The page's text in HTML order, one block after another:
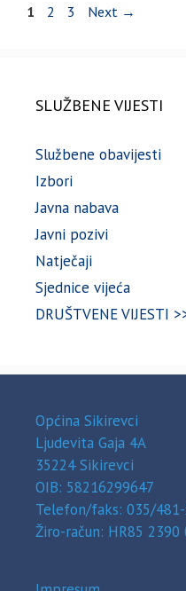
Page
1 Page
2 Page
3 Next →
SLUŽBENE VIJESTI
Službene obavijesti
Izbori
Javna nabava
Javni pozivi
Natječaji
Sjednice vijeća
DRUŠTVENE VIJESTI
Općina Sikirevci
Ljudevita Gaja 4A
35224 Sikirevci
OIB: 58216299647
Telefon/faks: 035/
Žiro-račun: HR85